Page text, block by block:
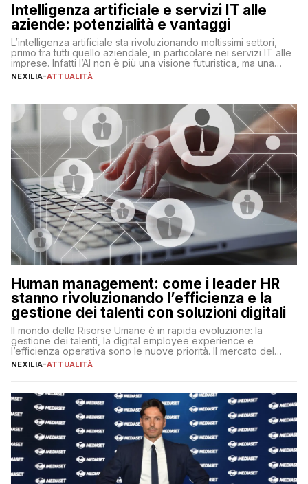
Intelligenza artificiale e servizi IT alle
aziende: potenzialità e vantaggi
L’intelligenza artificiale sta rivoluzionando moltissimi settori,
primo tra tutti quello aziendale, in particolare nei servizi IT alle
imprese. Infatti l’AI non è più una visione futuristica, ma una
realtà operativa che sta portando a un cambio significativo in
operazioni, bensì comporta […]
NEXILIA-ATTUALITÀ
Human management: come i leader HR
stanno rivoluzionando l’efficienza e la
gestione dei talenti con soluzioni digitali
Il mondo delle Risorse Umane è in rapida evoluzione: la
gestione dei talenti, la digital employee experience e
l’efficienza operativa sono le nuove priorità. Il mercato del
lavoro, d’altra parte, è sempre più competitivo con una lotta
NEXILIA-ATTUALITÀ